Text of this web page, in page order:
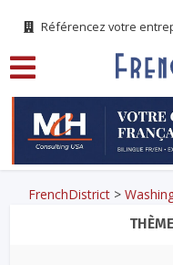
Référencez votre
FrenchDistrict >